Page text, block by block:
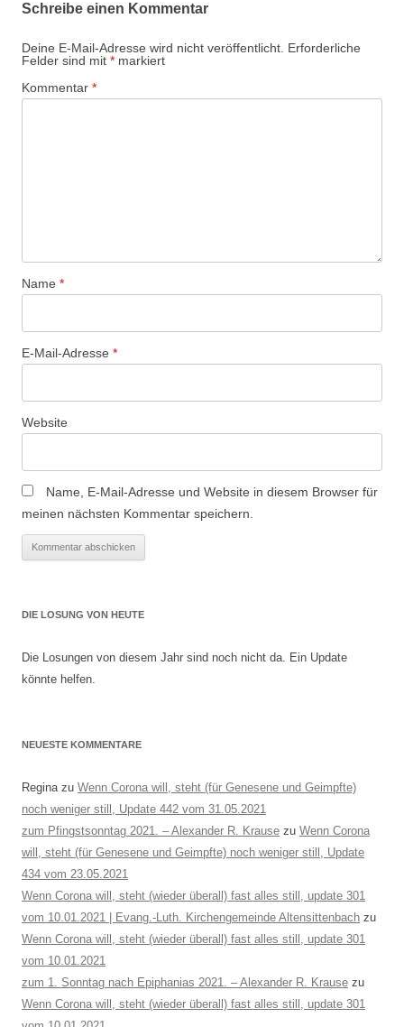
Schreibe einen Kommentar
Deine E-Mail-Adresse wird nicht veröffentlicht. Erforderliche
Felder sind mit * markiert
Kommentar *
Name *
E-Mail-Adresse *
Website
Name, E-Mail-Adresse und Website in diesem Browser für
meinen nächsten Kommentar speichern.
DIE LOSUNG VON HEUTE
Die Losungen von diesem Jahr sind noch nicht da. Ein Update
könnte helfen.
NEUESTE KOMMENTARE
Reginazu Wenn Corona will, steht (für Genesene und Geimpfte)
noch weniger still, Update 442 vom 31.05.2021
zum Pfingstsonntag 2021. – Alexander R. Krause zu Wenn Corona
will, steht (für Genesene und Geimpfte) noch weniger still, Update
434 vom 23.05.2021
Wenn Corona will, steht (wieder überall) fast alles still, update 301
vom 10.01.2021 | Evang.-Luth. Kirchengemeinde Altensittenbach zu
Wenn Corona will, steht (wieder überall) fast alles still, update 301
vom 10.01.2021
zum 1. Sonntag nach Epiphanias 2021. – Alexander R. Krause zu
Wenn Corona will, steht (wieder überall) fast alles still, update 301